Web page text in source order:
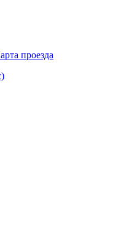
проезда